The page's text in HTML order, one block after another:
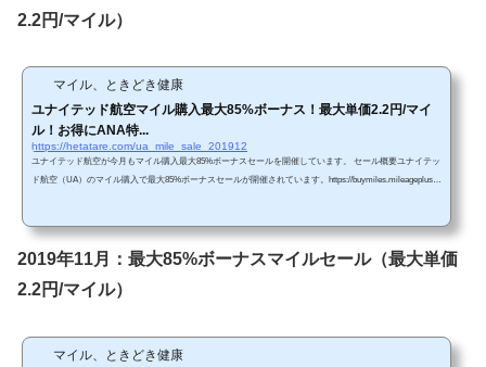
2.2円/マイル）
マイル、ときどき健康
ユナイテッド航空マイル購入最大85%ボーナス！最大単価2.2円/マイ
ル！お得にANA特...
https://hetatare.com/ua_mile_sale_201912
ユナイテッド航空が今月もマイル購入最大85%ボーナスセールを開催しています。 セール概要ユナイテッ
ド航空（UA）のマイル購入で最大85%ボーナスセールが開催されています。https://buymiles.mileageplus.c
ラーが生じてしまったら、以下の方法を試してみて下さい。 単価購入マイルによってボーナス割合が変...
2019年11月：最大85%ボーナスマイルセール（最大単価
2.2円/マイル）
マイル、ときどき健康